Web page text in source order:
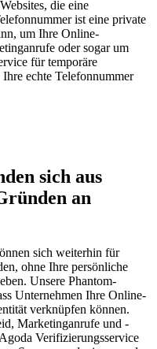
die eine
ist eine private
um Ihre Online-
oder sogar um
für temporäre
echte Telefonnummer
sich aus
an
sich weiterhin für
ohne Ihre persönliche
Unsere Phantom-
Unternehmen Ihre Online-
verknüpfen können.
Marketinganrufe und -
Verifizierungsservice